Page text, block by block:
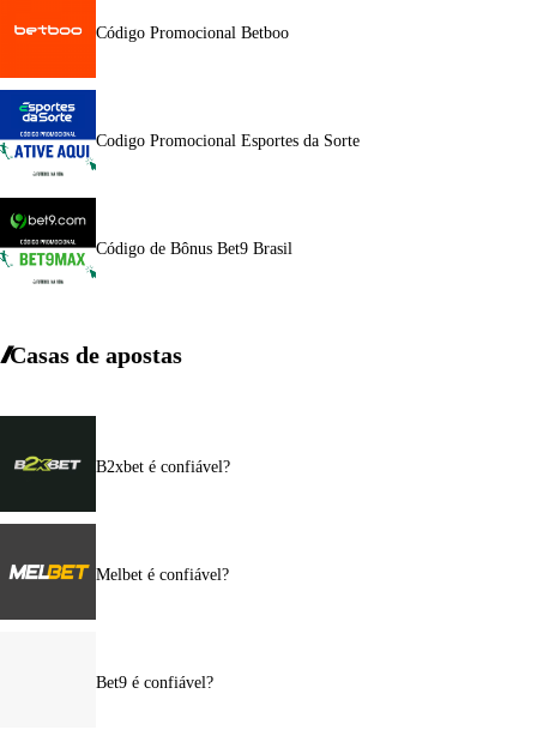
Código Promocional Betboo
Codigo Promocional Esportes da Sorte
Código de Bônus Bet9 Brasil
Casas de apostas
B2xbet é confiável?
Melbet é confiável?
Bet9 é confiável?